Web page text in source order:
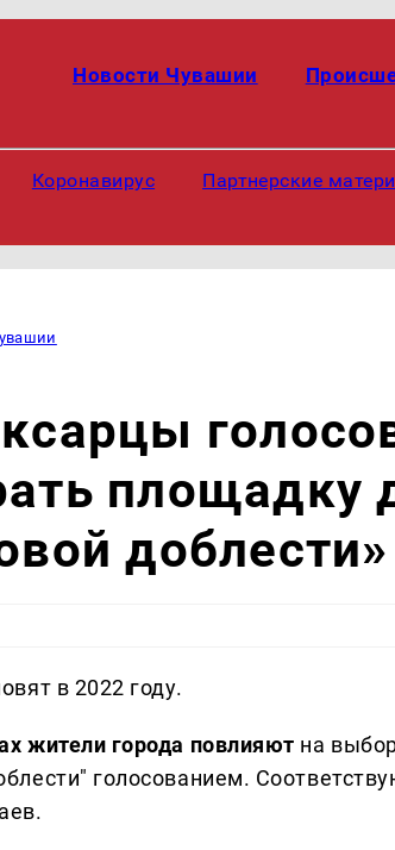
Новости Чувашии
Коронавирус Партнерские
площадку
доблести»
в 2022 году.
жители города повлияют на
голосованием.